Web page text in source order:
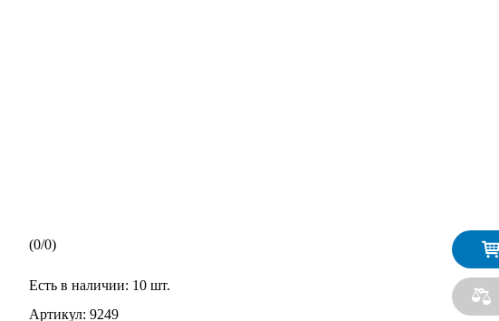
(0/0)
Есть в наличии: 10 шт.
Артикул: 9249